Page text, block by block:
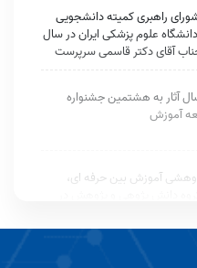
راهبری کمیته دانشجویی
علوم پزشکی ایران در سال
جناب آقای دکتر قاسمی سرپرست
برگزار شد.
آثار به هشتمین جشنواره
آموزش
آموزش بین حرفه ای،